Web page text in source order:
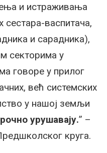
и истраживања
сестара-васпитача,
и сарадника),
секторима у
говоре у прилог
већ системских
у нашој земљи
урушавају.” –
круга.